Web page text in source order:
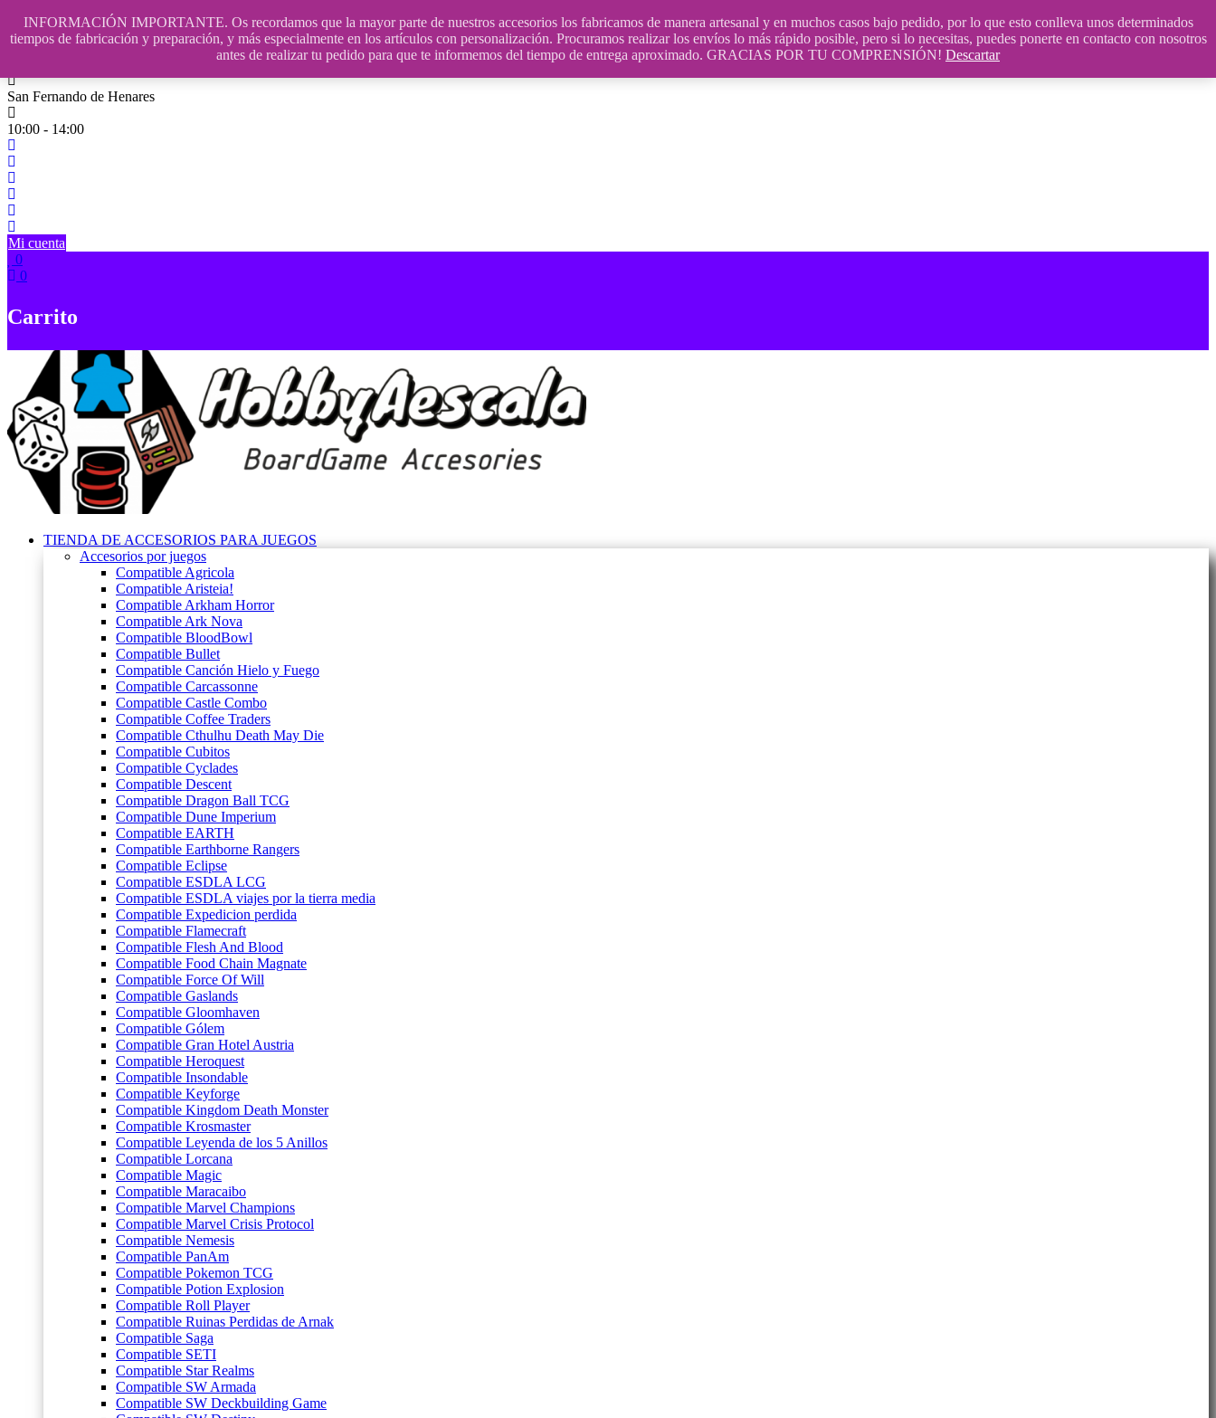
INFORMACIÓN IMPORTANTE. Os recordamos que la mayor parte de nuestros accesorios los fabricamos de manera artesanal y en muchos casos bajo pedido, por lo que esto conlleva unos determinados
tiempos de fabricación y preparación, y más especialmente en los artículos con personalización. Procuramos realizar los envíos lo más rápido posible, pero si lo necesitas, puedes ponerte en contacto con nosotros
antes de realizar tu pedido para que te informemos del tiempo de entrega aproximado. GRACIAS POR TU COMPRENSIÓN! Descartar
Saltar
contenido
609241475 SOLO DE 10:00 a 14:00
San Fernando de Henares
10:00 - 14:00
Mi cuenta
0
0
Carrito
TIENDA DE ACCESORIOS PARA JUEGOS
Accesorios por juegos
Compatible Agricola
Compatible Aristeia!
Compatible Arkham Horror
Compatible Ark Nova
Compatible BloodBowl
Compatible Bullet
Compatible Canción Hielo y Fuego
Compatible Carcassonne
Compatible Castle Combo
Compatible Coffee Traders
Compatible Cthulhu Death May Die
Compatible Cubitos
Compatible Cyclades
Compatible Descent
Compatible Dragon Ball TCG
Compatible Dune Imperium
Compatible EARTH
Compatible Earthborne Rangers
Compatible Eclipse
Compatible ESDLA LCG
Compatible ESDLA viajes por la tierra media
Compatible Expedicion perdida
Compatible Flamecraft
Compatible Flesh And Blood
Compatible Food Chain Magnate
Compatible Force Of Will
Compatible Gaslands
Compatible Gloomhaven
Compatible Gólem
Compatible Gran Hotel Austria
Compatible Heroquest
Compatible Insondable
Compatible Keyforge
Compatible Kingdom Death Monster
Compatible Krosmaster
Compatible Leyenda de los 5 Anillos
Compatible Lorcana
Compatible Magic
Compatible Maracaibo
Compatible Marvel Champions
Compatible Marvel Crisis Protocol
Compatible Nemesis
Compatible PanAm
Compatible Pokemon TCG
Compatible Potion Explosion
Compatible Roll Player
Compatible Ruinas Perdidas de Arnak
Compatible Saga
Compatible SETI
Compatible Star Realms
Compatible SW Armada
Compatible SW Deckbuilding Game